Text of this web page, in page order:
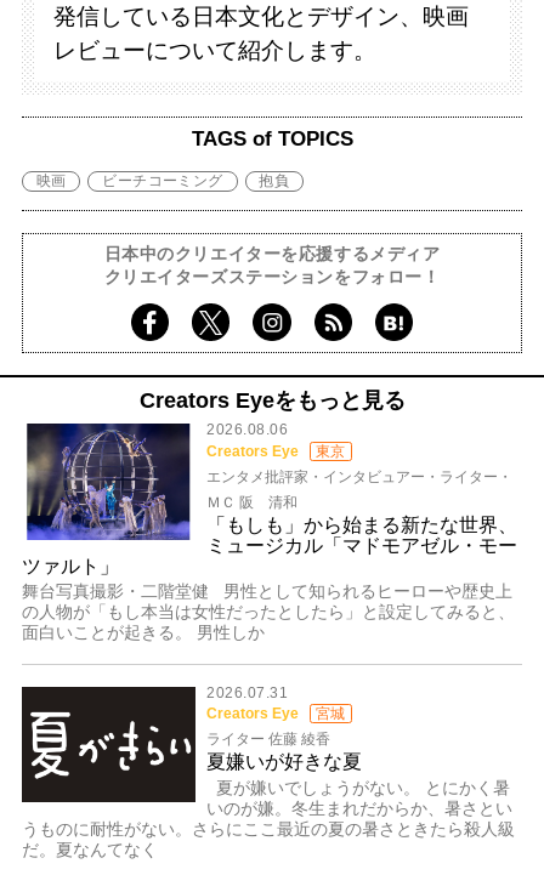
発信している日本文化とデザイン、映画
レビューについて紹介します。
TAGS of TOPICS
映画 ビーチコーミング 抱負
日本中のクリエイターを応援するメディア
クリエイターズステーションをフォロー！
Creators Eyeをもっと見る
2026.08.06
Creators Eye
東京
エンタメ批評家・インタビュアー・ライター・
ＭＣ 阪 清和
「もしも」から始まる新たな世界、
ミュージカル「マドモアゼル・モー
ツァルト」
舞台写真撮影・二階堂健 男性として知られるヒーローや歴史上
の人物が「もし本当は女性だったとしたら」と設定してみると、
面白いことが起きる。 男性しか
2026.07.31
Creators Eye
宮城
ライター 佐藤 綾香
夏嫌いが好きな夏
夏が嫌いでしょうがない。 とにかく暑
いのが嫌。冬生まれだからか、暑さとい
うものに耐性がない。さらにここ最近の夏の暑さときたら殺人級
だ。夏なんてなく